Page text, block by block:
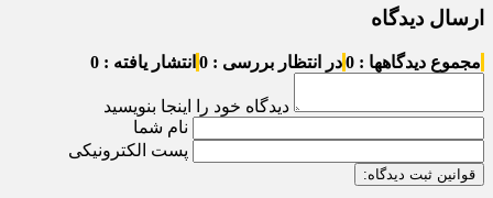
ارسال دیدگاه
مجموع دیدگاهها : 0 در انتظار بررسی : 0 انتشار یافته : 0
دیدگاه خود را اینجا بنویسید
نام شما
پست الکترونیکی
قوانین ثبت دیدگاه: